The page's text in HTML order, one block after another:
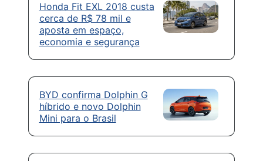
Honda Fit EXL 2018 custa
cerca de R$ 78 mil e
aposta em espaço,
economia e segurança
BYD confirma Dolphin G
híbrido e novo Dolphin
Mini para o Brasil